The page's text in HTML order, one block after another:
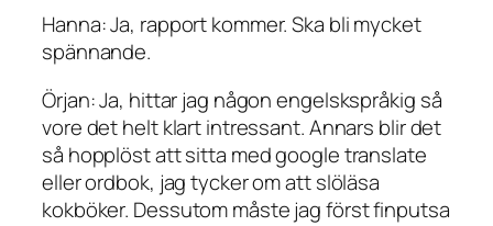
Hanna: Ja, rapport kommer. Ska bli mycket
spännande.
Örjan: Ja, hittar jag någon engelskspråkig så
vore det helt klart intressant. Annars blir det
så hopplöst att sitta med google translate
eller ordbok, jag tycker om att slöläsa
kokböker. Dessutom måste jag först finputsa